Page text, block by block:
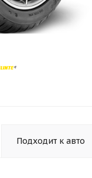
Подходит к авто